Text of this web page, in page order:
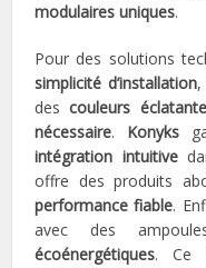
modulaires uniques.
Pour des solutions
simplicité d’installation,
descouleurs
nécessaire. Konyks
intégration intuitive
offre des produits
performance fiable.
avec des
écoénergétiques. Ce